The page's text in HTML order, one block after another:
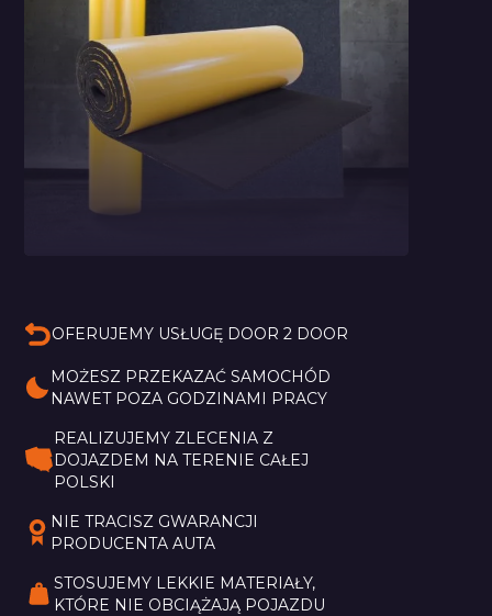
OFERUJEMY USŁUGĘ DOOR 2 DOOR
MOŻESZ PRZEKAZAĆ SAMOCHÓD
NAWET POZA GODZINAMI PRACY
REALIZUJEMY ZLECENIA Z
DOJAZDEM NA TERENIE CAŁEJ
POLSKI
NIE TRACISZ GWARANCJI
PRODUCENTA AUTA
STOSUJEMY LEKKIE MATERIAŁY,
KTÓRE NIE OBCIĄŻAJĄ POJAZDU